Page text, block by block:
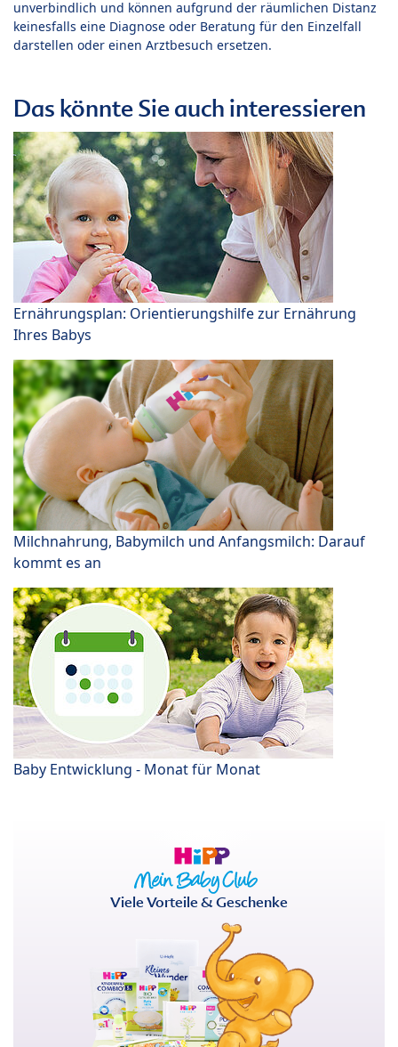
unverbindlich und können aufgrund der räumlichen Distanz
keinesfalls eine Diagnose oder Beratung für den Einzelfall
darstellen oder einen Arztbesuch ersetzen.
Das könnte Sie auch interessieren
Ernährungsplan: Orientierungshilfe zur Ernährung
Ihres Babys
Milchnahrung, Babymilch und Anfangsmilch: Darauf
kommt es an
Baby Entwicklung - Monat für Monat
Viele Vorteile & Geschenke